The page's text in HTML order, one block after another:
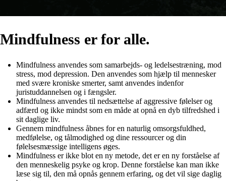
Mindfulness er for alle.
Mindfulness anvendes som samarbejds- og ledelsestræning, mod
stress, mod depression. Den anvendes som hjælp til mennesker
med svære kroniske smerter, samt anvendes indenfor
juristuddannelsen og i fængsler.
Mindfulness anvendes til nedsættelse af aggressive følelser og
adfærd og ikke mindst som en måde at opnå en dyb tilfredshed i
sit daglige liv.
Gennem mindfulness åbnes for en naturlig omsorgsfuldhed,
medfølelse, og tålmodighed og dine ressourcer og din
følelsesmæssige intelligens øges.
Mindfulness er ikke blot en ny metode, det er en ny forståelse af
den menneskelig psyke og krop. Denne forståelse kan man ikke
læse sig til, den må opnås gennem erfaring, og det vil sige daglig